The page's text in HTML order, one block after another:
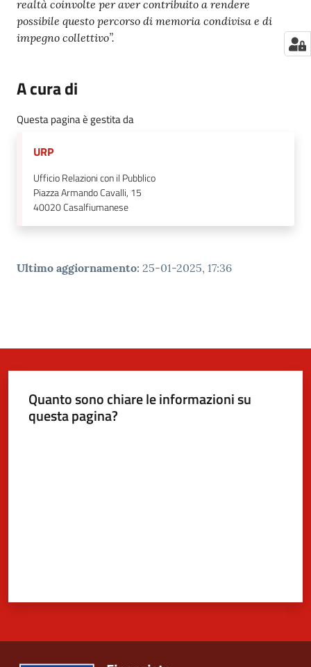
realtà coinvolte per aver contribuito a rendere
possibile questo percorso di memoria condivisa e di
impegno collettivo”.
A cura di
Questa pagina è gestita da
URP
Ufficio Relazioni con il Pubblico
Piazza Armando Cavalli, 15
40020Casalfiumanese
Ultimo aggiornamento: 25-01-2025, 17:36
Quanto sono chiare le informazioni su
questa pagina?